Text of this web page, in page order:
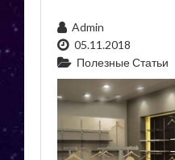
Admin
05.11.2018
Полезные Статьи